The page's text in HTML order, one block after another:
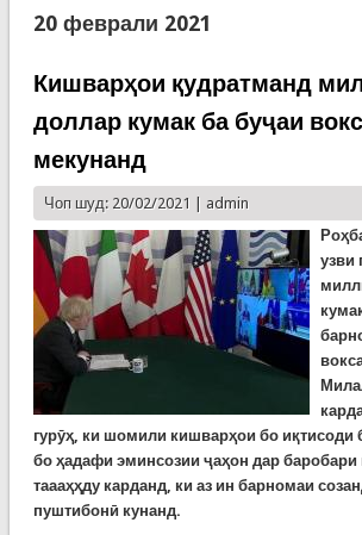
20 феврали 2021
Кишварҳои қудратманд
доллар кумак ба буҷаи
мекунанд
Чоп шуд: 20/02/2021 | admin
узви
гурӯҳ, ки шомили кишварҳои бо иқтисоди
бо ҳадафи эминсозии ҷаҳон дар баробари
таааҳҳду карданд, ки аз ин барномаи
пуштибонӣ кунанд.